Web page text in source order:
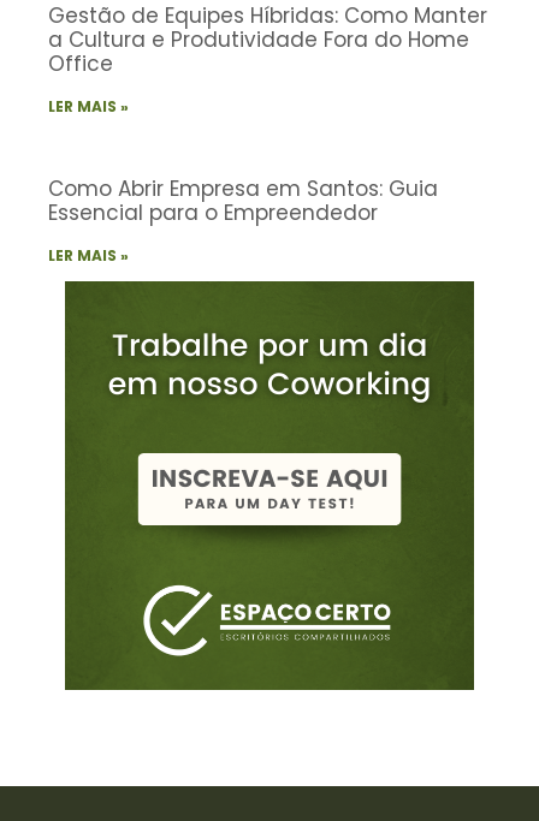
Gestão de Equipes Híbridas: Como Manter
a Cultura e Produtividade Fora do Home
Office
LER MAIS »
Como Abrir Empresa em Santos: Guia
Essencial para o Empreendedor
LER MAIS »